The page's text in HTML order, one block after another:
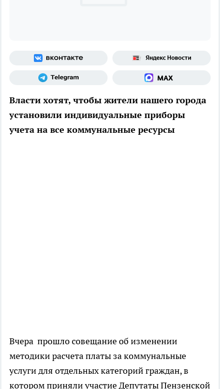
Власти хотят, чтобы жители нашего города
установили индивидуальные приборы
учета на все коммунальные ресурсы
Вчера прошло совещание об изменении
методики расчета платы за коммунальные
услуги для отдельных категорий граждан, в
котором приняли участие Депутаты Пензенской